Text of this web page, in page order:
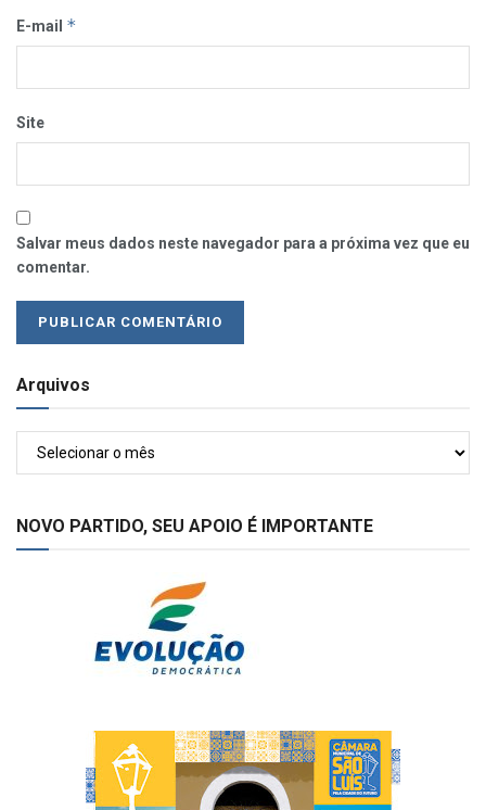
E-mail *
Site
Salvar meus dados neste navegador para a próxima vez que eu
comentar.
Arquivos
Arquivos
NOVO PARTIDO, SEU APOIO É IMPORTANTE